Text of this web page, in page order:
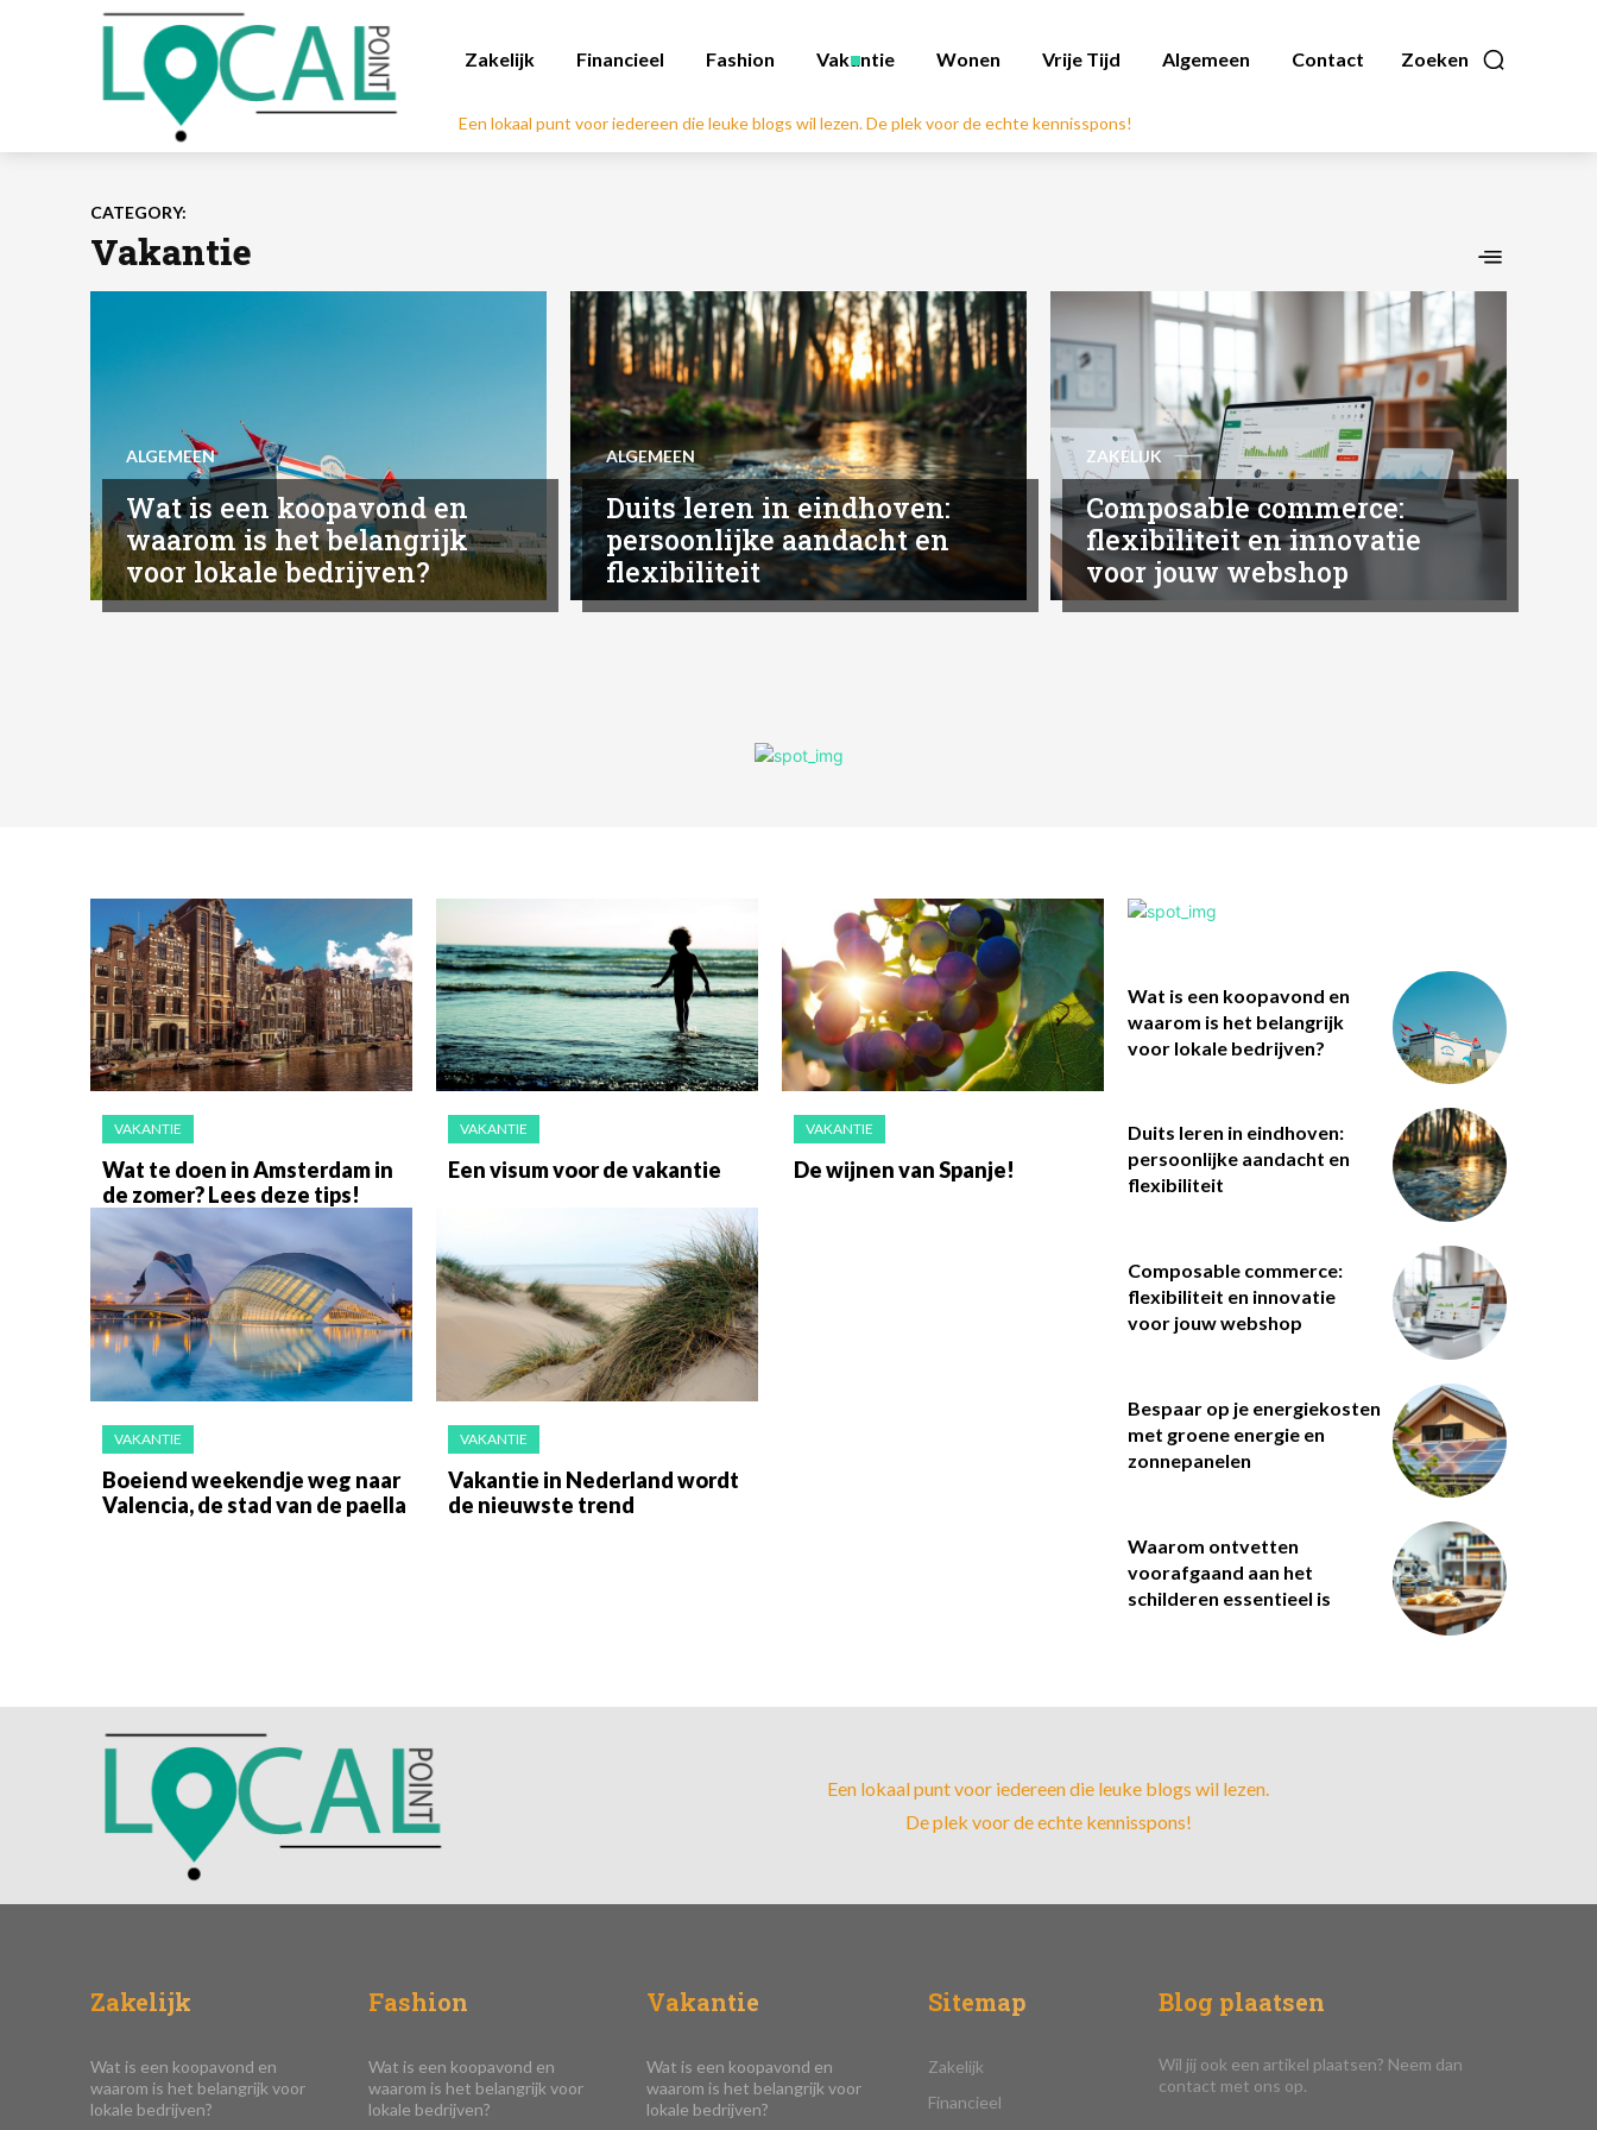
Zoeken
Zakelijk Financieel Fashion Vakantie Wonen Vrije Tijd Algemeen Contact
Een lokaal punt voor iedereen die leuke blogs wil lezen. De plek voor de echte kennisspons!
CATEGORY:
Vakantie
ALGEMEEN
Wat is een koopavond en
waarom is het belangrijk
voor lokale bedrijven?
ALGEMEEN
Duits leren in eindhoven:
persoonlijke aandacht en
flexibiliteit
ZAKELIJK
Composable commerce:
flexibiliteit en innovatie
voor jouw webshop
VAKANTIE
Wat te doen in Amsterdam in
de zomer? Lees deze tips!
VAKANTIE
Een visum voor de vakantie
VAKANTIE
De wijnen van Spanje!
VAKANTIE
Boeiend weekendje weg naar
Valencia, de stad van de paella
VAKANTIE
Vakantie in Nederland wordt
de nieuwste trend
Wat is een koopavond en
waarom is het belangrijk
voor lokale bedrijven?
Duits leren in eindhoven:
persoonlijke aandacht en
flexibiliteit
Composable commerce:
flexibiliteit en innovatie
voor jouw webshop
Bespaar op je energiekosten
met groene energie en
zonnepanelen
Waarom ontvetten
voorafgaand aan het
schilderen essentieel is
Een lokaal punt voor iedereen die leuke blogs wil lezen.
De plek voor de echte kennisspons!
Zakelijk
Wat is een koopavond en
waarom is het belangrijk voor
lokale bedrijven?
Fashion
Wat is een koopavond en
waarom is het belangrijk voor
lokale bedrijven?
Vakantie
Wat is een koopavond en
waarom is het belangrijk voor
lokale bedrijven?
Sitemap
Zakelijk
Financieel
Blog plaatsen
Wil jij ook een artikel plaatsen? Neem dan
contact met ons op.